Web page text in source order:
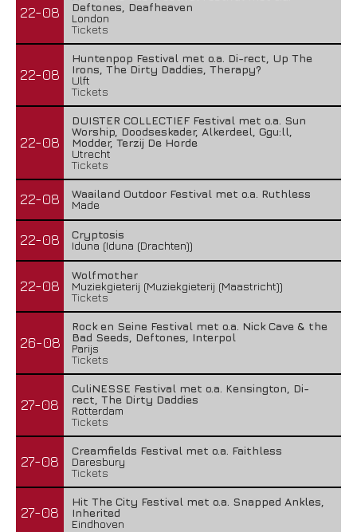
22-08
Deftones, Deafheaven
London
Tickets
22-08
Huntenpop Festival met o.a. Di-rect, Up The
Irons, The Dirty Daddies, Therapy?
Ulft
Tickets
22-08
DUISTER COLLECTIEF Festival met o.a. Sun
Worship, Doodseskader, Alkerdeel, Ggu:ll,
Modder, Terzij De Horde
Utrecht
Tickets
22-08
Waailand Outdoor Festival met o.a. Ruthless
Made
22-08
Cryptosis
Iduna (Iduna (Drachten))
22-08
Wolfmother
Muziekgieterij (Muziekgieterij (Maastricht))
Tickets
26-08
Rock en Seine Festival met o.a. Nick Cave & the
Bad Seeds, Deftones, Interpol
Parijs
Tickets
27-08
CuliNESSE Festival met o.a. Kensington, Di-
rect, The Dirty Daddies
Rotterdam
Tickets
27-08
Creamfields Festival met o.a. Faithless
Daresbury
Tickets
27-08
Hit The City Festival met o.a. Snapped Ankles,
Inherited
Eindhoven